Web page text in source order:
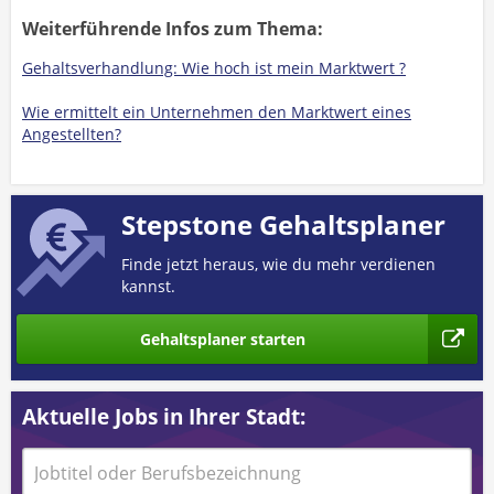
Weiterführende Infos zum Thema:
Gehaltsverhandlung: Wie hoch ist mein Marktwert ?
Wie ermittelt ein Unternehmen den Marktwert eines
Angestellten?
Stepstone Gehaltsplaner
Finde jetzt heraus, wie du mehr verdienen
kannst.
Gehaltsplaner starten
Aktuelle Jobs in Ihrer Stadt: